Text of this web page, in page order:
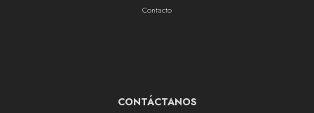
Contacto
CONTÁCTANOS